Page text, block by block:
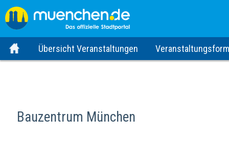
Übersicht Veranstaltungen
Bauzentrum München